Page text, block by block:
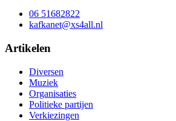
06 51682822
kafkanet@xs4all.nl
Artikelen
Diversen
Muziek
Organisaties
Politieke partijen
Verkiezingen